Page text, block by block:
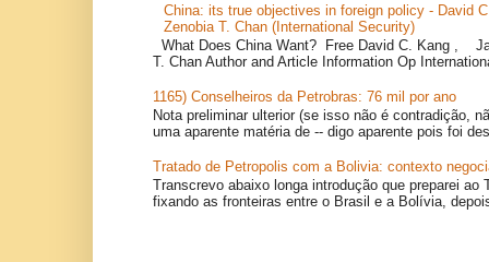
China: its true objectives in foreign policy - David
Zenobia T. Chan (International Security)
What Does China Want? Free David C. Kang ,
T. Chan Author and Article Information Op
1165) Conselheiros da Petrobras: 76 mil por ano
Nota preliminar ulterior (se isso não é contradição,
uma aparente matéria de -- digo aparente pois foi
Tratado de Petropolis com a Bolivia: contexto
Transcrevo abaixo longa introdução que preparei ao
fixando as fronteiras entre o Brasil e a Bolívia,